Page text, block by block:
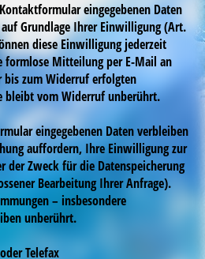
eingegebenen Daten
Grundlage Ihrer Einwilligung (Art.
diese Einwilligung jederzeit
formlose Mitteilung per E-Mail an
bis zum Widerruf erfolgten
bleibt vom Widerruf unberührt.
eingegebenen Daten verbleiben
auffordern, Ihre Einwilligung zur
der Zweck für die Datenspeicherung
Bearbeitung Ihrer Anfrage).
– insbesondere
unberührt.
Telefax